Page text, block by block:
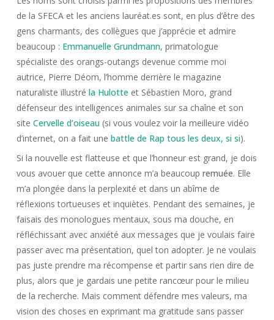
de la SFECA et les anciens lauréat.es sont, en plus d’être des
gens charmants, des collègues que j’apprécie et admire
beaucoup : Emmanuelle Grundmann, primatologue
spécialiste des orangs-outangs devenue comme moi
autrice, Pierre Déom, l’homme derrière le magazine
naturaliste illustré la Hulotte et Sébastien Moro, grand
défenseur des intelligences animales sur sa chaîne et son
site Cervelle d’oiseau(si vous voulez voir la meilleure vidéo
d’internet, on a fait une battle de Rap tous les deux, si si).
Si la nouvelle est flatteuse et que l’honneur est grand, je dois
vous avouer que cette annonce m’a beaucoup remuée. Elle
m’a plongée dans la perplexité et dans un abîme de
réflexions tortueuses et inquiètes. Pendant des semaines, je
faisais des monologues mentaux, sous ma douche, en
réfléchissant avec anxiété aux messages que je voulais faire
passer avec ma présentation, quel ton adopter. Je ne voulais
pas juste prendre ma récompense et partir sans rien dire de
plus, alors que je gardais une petite rancœur pour le milieu
de la recherche. Mais comment défendre mes valeurs, ma
vision des choses en exprimant ma gratitude sans passer